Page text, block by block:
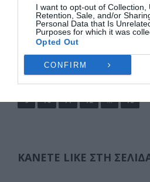
I want to opt-out of Collection,
Retention, Sale, and/or
Personal Data that Is
Purposes for which it was
Opted Out
CONFIRM
σε …
F
a
c
b
o
k
M
a
st
d
n
E
m
ai
Μ
οι
ρ
σ
ίτ
ε
Σελιδοποίηση
άρθρων
1 2 3
9 10 11 12 … 15
ΚΆΝΕΤΕ LIKE ΣΤΗ